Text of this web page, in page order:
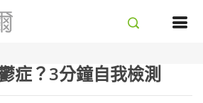
症？3分鐘自我檢測